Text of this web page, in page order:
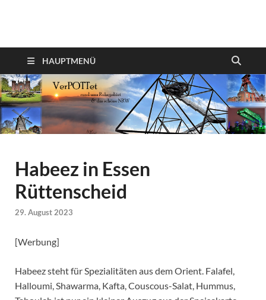
VerPOTTet
HAUPTMENÜ
Habeez in Essen
Rüttenscheid
29. August 2023
[Werbung]
Habeez steht für Spezialitäten aus dem Orient. Falafel,
Halloumi, Shawarma, Kafta, Couscous-Salat, Hummus,